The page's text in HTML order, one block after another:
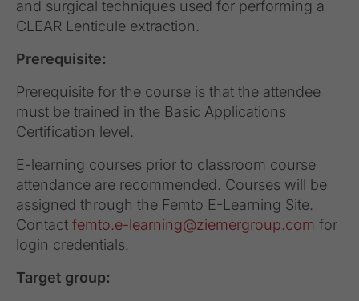
and surgical techniques used for performing a
CLEAR Lenticule extraction.
Prerequisite:
Prerequisite for the course is that the attendee
must be trained in the Basic Applications
Certification level.
E-learning courses prior to classroom course
attendance are recommended. Courses will be
assigned through the Femto E-Learning Site.
Contact femto.e-learning@ziemergroup.com for
login credentials.
Target group: